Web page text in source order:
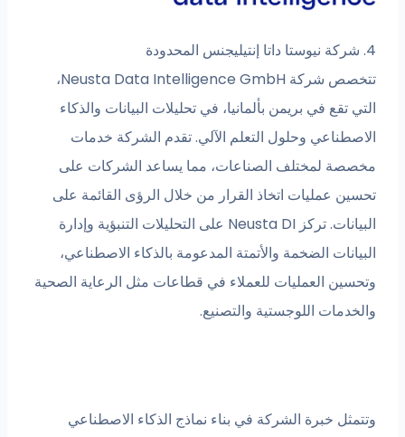
تتخصص شركة Neusta Data Intelligence GmbH،
في بريمن بألمانيا، في تحليلات البيانات والذكاء
وحلول التعلم الآلي. تقدم الشركة خدمات
لمختلف الصناعات، مما يساعد الشركات على
اتخاذ القرار من خلال الرؤى القائمة على
البيانات. تركز Neusta DI على التحليلات التنبؤية وإدارة
الضخمة والأتمتة المدعومة بالذكاء الاصطناعي،
العمليات للعملاء في قطاعات مثل الرعاية الصحية
اللوجستية والتصنيع.
خبرة الشركة في بناء نماذج الذكاء الاصطناعي